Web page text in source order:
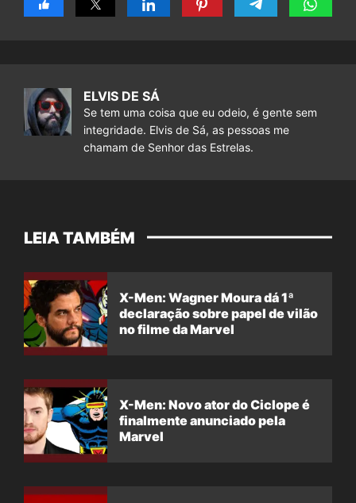
ELVIS DE SÁ
Se tem uma coisa que eu odeio, é gente sem
integridade. Elvis de Sá, as pessoas me
chamam de Senhor das Estrelas.
LEIA TAMBÉM
X-Men: Wagner Moura dá 1ª
declaração sobre papel de vilão
no filme da Marvel
X-Men: Novo ator do Ciclope é
finalmente anunciado pela
Marvel